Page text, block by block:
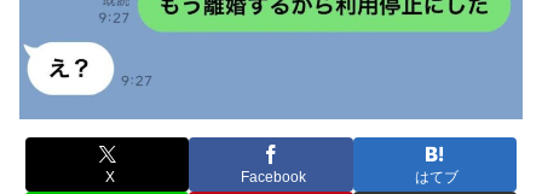
X Facebook はてブ